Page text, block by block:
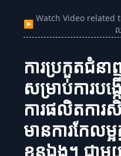
▶
Watch Video related
ការប្រកួតជំន
សម្រាប់ការប
ការផលិតការ
មានការកែលម្
ខ្លួនឯង។ ជាមួ